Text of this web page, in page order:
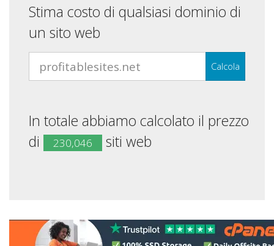
Stima costo di qualsiasi dominio di
un sito web
Calcola
In totale abbiamo calcolato il prezzo
di
230,046 siti web